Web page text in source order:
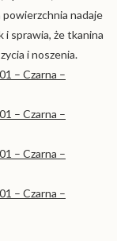
nadaje
i sprawia, że tkanina
i noszenia.